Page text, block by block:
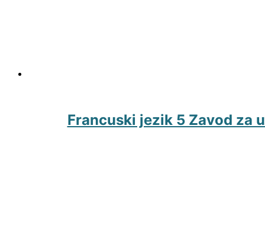
Francuski jezik 5 Zavod za